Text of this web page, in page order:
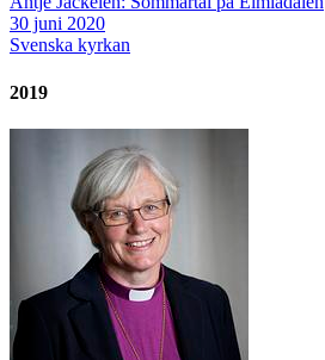
30 juni 2020
Svenska kyrkan
2019